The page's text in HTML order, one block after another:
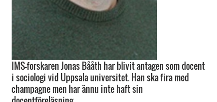
IMS-forskaren Jonas Bååth har blivit antagen som docent
i sociologi vid Uppsala universitet. Han ska fira med
champagne men har ännu inte haft sin